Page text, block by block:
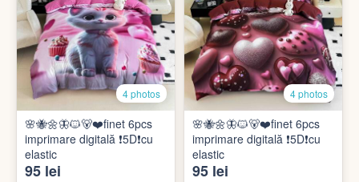
4 photos
🌸🐝🌼🦋🐱🐻❤️finet 6pcs
imprimare digitală ❗️5D❗️cu
elastic
95 lei
4 photos
🌸🐝🌼🦋🐱🐻❤️finet 6pcs
imprimare digitală ❗️5D❗️cu
elastic
95 lei